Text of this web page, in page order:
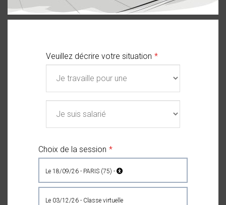
Veuillez décrire votre situation
Choix de la session
le 18/09/26 - PARIS (75) -
le 03/12/26 - Classe virtuelle